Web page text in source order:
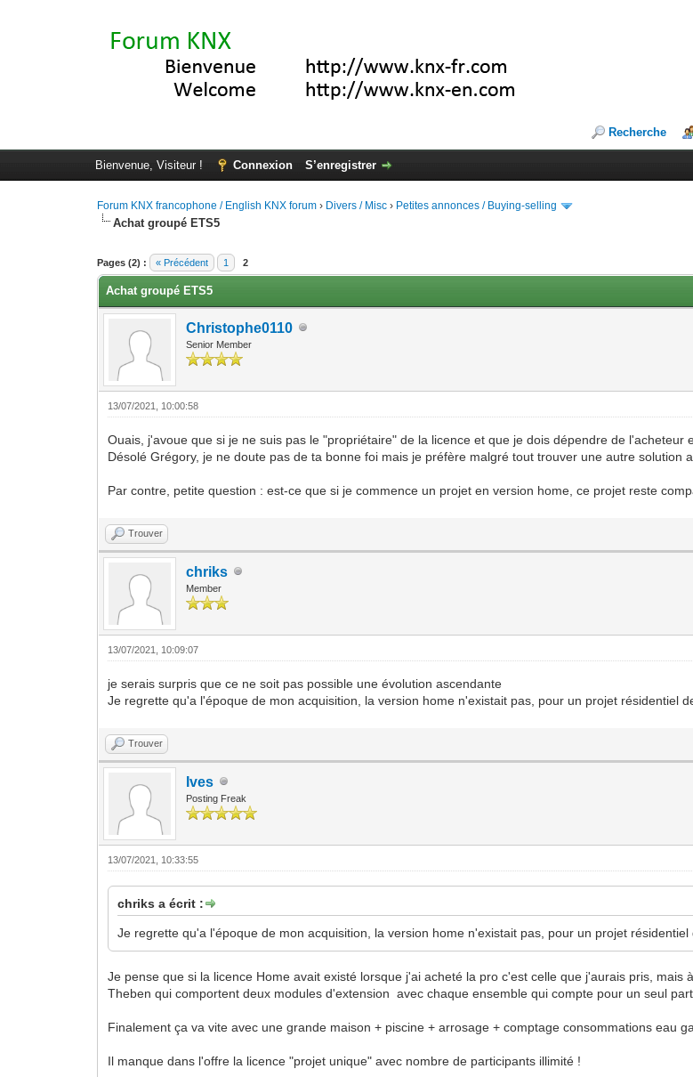
Recherche
Bienvenue, Visiteur ! Connexion S’enregistrer
Forum KNX francophone / English KNX forum › Divers / Misc › Petites annonces / Buying-selling
Achat groupé ETS5
Pages (2) : « Précédent 1 2
Moyenne : 0 (0 vote(s))
1
2
3
4
5
Achat groupé ETS5
Christophe0110
Senior Member
13/07/2021, 10:00:58
Ouais, j'avoue que si je ne suis pas le "propriétaire" de la licence et que je dois dépendre de
Désolé Grégory, je ne doute pas de ta bonne foi mais je préfère malgré tout trouver une autre solution
Par contre, petite question : est-ce que si je commence un projet en version home, ce projet reste
Trouver
chriks
Member
13/07/2021, 10:09:07
je serais surpris que ce ne soit pas possible une évolution ascendante
Je regrette qu'a l'époque de mon acquisition, la version home n'existait pas, pour un projet résidentiel
Trouver
Ives
Posting Freak
13/07/2021, 10:33:55
chriks a écrit :
Je regrette qu'a l'époque de mon acquisition, la version home n'existait pas, pour un projet
Je pense que si la licence Home avait existé lorsque j'ai acheté la pro c'est celle que j'aurais pris,
Theben qui comportent deux modules d'extension avec chaque ensemble qui compte pour un seul
Finalement ça va vite avec une grande maison + piscine + arrosage + comptage consommations eau
Il manque dans l'offre la licence "projet unique" avec nombre de participants illimité !